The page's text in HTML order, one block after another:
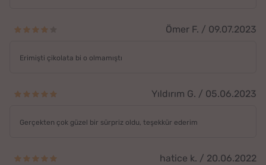
Ömer F. / 09.07.2023
Erimişti çikolata bi o olmamıştı
Yıldırım G. / 05.06.2023
Gerçekten çok güzel bir sürpriz oldu, teşekkür ederim
hatice k. / 20.06.2022